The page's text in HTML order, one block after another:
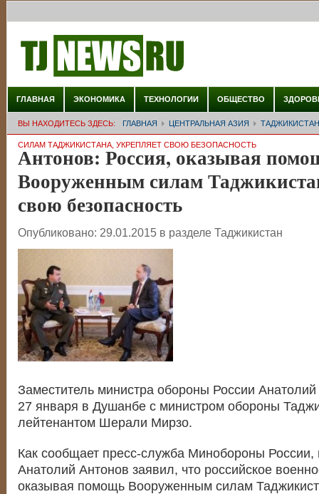
ГЛАВНАЯ ЭКОНОМИКА ТЕХНОЛОГИИ ОБЩЕСТВО
ВЫ НАХОДИТЕСЬ ЗДЕСЬ: ГЛАВНАЯ ЦЕНТРАЛЬНАЯ АЗИЯ ТАДЖИКИСТАН
СИЛАМ ТАДЖИКИСТАНА, УКРЕПЛЯЕТ СВОЮ БЕЗОПАСНОСТЬ
Антонов: Россия, оказывая
Вооруженным силам
свою безопасность
Опубликовано: 29.01.2015 в разделе Таджикистан
Заместитель министра обороны России Анатолий
27 января в Душанбе с министром обороны
лейтенантом Шерали Мирзо.
Как сообщает пресс-служба Минобороны России,
Анатолий Антонов заявил, что российское
оказывая помощь Вооруженным силам